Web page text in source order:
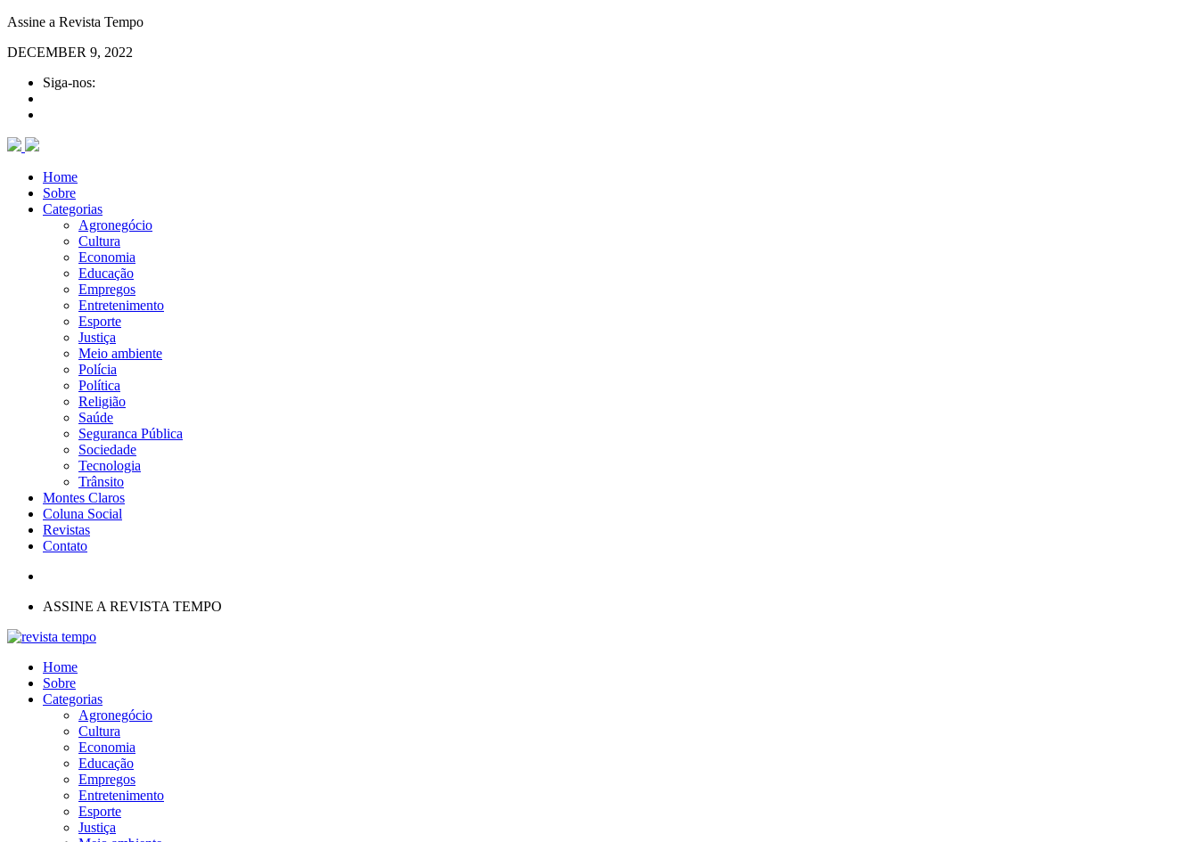
Assine a Revista Tempo
DECEMBER 9, 2022
Siga-nos:
Home
Sobre
Categorias
Agronegócio
Cultura
Economia
Educação
Empregos
Entretenimento
Esporte
Justiça
Meio ambiente
Polícia
Política
Religião
Saúde
Seguranca Pública
Sociedade
Tecnologia
Trânsito
Montes Claros
Coluna Social
Revistas
Contato
ASSINE A REVISTA TEMPO
Home
Sobre
Categorias
Agronegócio
Cultura
Economia
Educação
Empregos
Entretenimento
Esporte
Justiça